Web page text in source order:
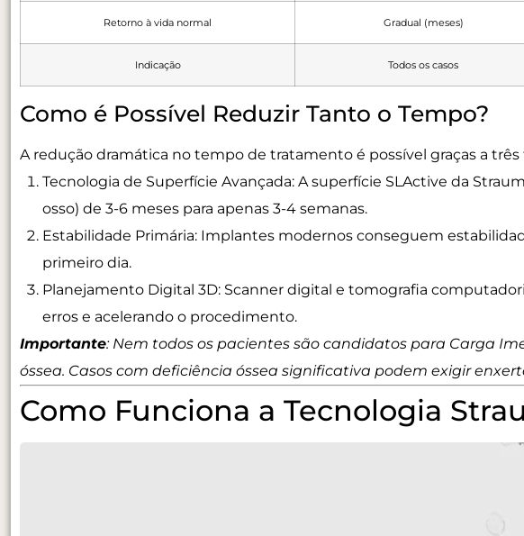
Retorno à vida normal Gradual (meses)
Indicação Todos os casos
Como é Possível Reduzir Tanto o Tempo?
A redução dramática no tempo de tratamento é possível graças a três
Tecnologia de Superfície Avançada: A superfície SLActive da
osso) de 3-6 meses para apenas 3-4 semanas.
Estabilidade Primária: Implantes modernos conseguem
primeiro dia.
Planejamento Digital 3D: Scanner digital e tomografia
erros e acelerando o procedimento.
Importante:Nem todos os pacientes são candidatos para Carga
óssea. Casos com deficiência óssea significativa podem exigir
Como Funciona a Tecnologia